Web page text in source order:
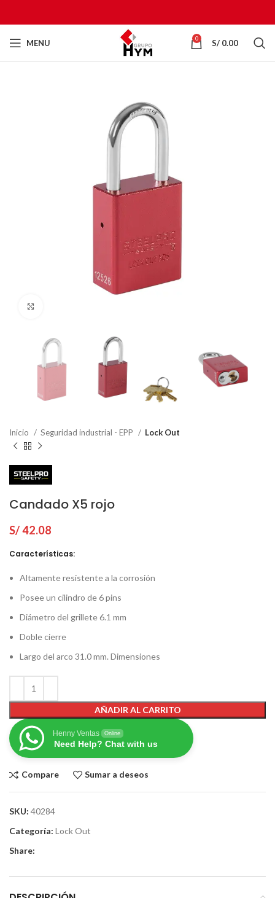
MENU 0 S/ 0.00
Inicio Seguridad industrial - EPP Lock Out
Candado X5 rojo
S/42.08
Características:
Altamente resistente a la corrosión
Posee un cilindro de 6 pins
Diámetro del grillete 6.1 mm
Doble cierre
Largo del arco 31.0 mm. Dimensiones
AÑADIR AL CARRITO
Henny Ventas Online
Need Help? Chat with us
Compare Sumar a deseos
SKU: 40284
Categoría: Lock Out
Share: